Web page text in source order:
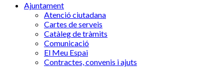
Ajuntament
Atenció ciutadana
Cartes de serveis
Catàleg de tràmits
Comunicació
El Meu Espai
Contractes, convenis i ajuts